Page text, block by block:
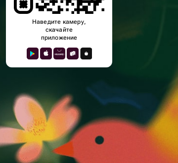
Наведите камеру,
скачайте
приложение